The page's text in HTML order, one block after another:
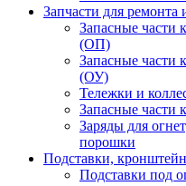
Запчасти для
Запасные части
(ОП)
Запасные части
(ОУ)
Тележки и
Запасные
Заряды для
порошки
Подставки,
Подставки под